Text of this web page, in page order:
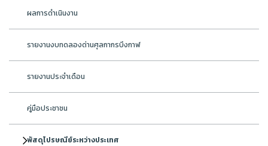
ผลการดำเนินงาน
รายงานงบทดลองด่านศุลกากรบึงกาฬ
รายงานประจำเดือน
คู่มือประชาชน
พัสดุไปรษณีย์ระหว่างประเทศ